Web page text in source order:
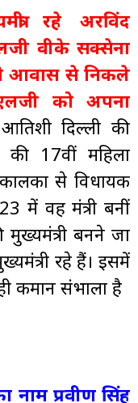
रहे अरविंद
वीके सक्सेना
आवास से निकले
को अपना
दिल्ली की
की 17वीं महिला
से विधायक
में वह मंत्री बनीं
बनने जा
रहे हैं। इसमें
कमान संभाला है
नाम प्रवीण सिंह